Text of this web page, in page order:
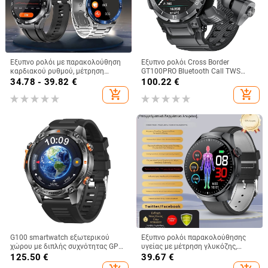
Έξυπνο ρολόι με παρακολούθηση
καρδιακού ρυθμού, μέτρηση
αρτηριακής πίεσης, μέτρηση
παρακολούθηση ύπνου и κλήσεις
34.78 - 39.82 €
add_shopping_cart
Έξυπνο ρολόι Cross Border
GT100PRO Bluetooth Call TWS
Ακουστικά Μουσικής
Πρόσβασης Αθλητικό Ρολόι
100.22 €
add_shopping_cart
G100 smartwatch εξωτερικού
χώρου με διπλής συχνότητας GPS,
οθόνη AMOLED, λουράκι από
ανοξείδωτο ατσάλι, αυτονομία 7–
125.50 €
Έξυπνο ρολόι παρακολούθησης
υγείας με μέτρηση γλυκόζης,
αρτηριακής πίεσης, καρδιακού
ρυθμού, ύπνου και οξυγόνου
39.67 €